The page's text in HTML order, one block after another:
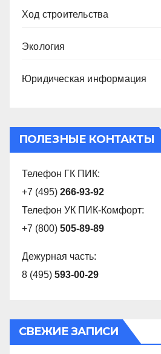
Ход строительства
Экология
Юридическая информация
ПОЛЕЗНЫЕ КОНТАКТЫ
Телефон ГК ПИК:
+7 (495) 266-93-92
Телефон УК ПИК-Комфорт:
+7 (800) 505-89-89
Дежурная часть:
8 (495) 593-00-29
СВЕЖИЕ ЗАПИСИ